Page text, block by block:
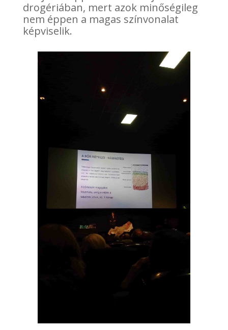
drogériában, mert azok minőségileg
nem éppen a magas színvonalat
képviselik.